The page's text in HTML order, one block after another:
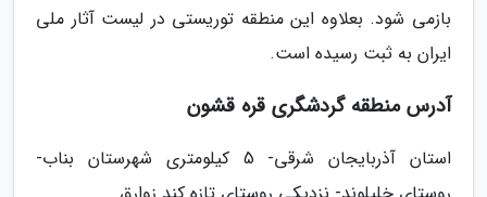
بازمی شود. بعلاوه این منطقه توریستی در لیست آثار ملی
ایران به ثبت رسیده است.
آدرس منطقه گردشگری قره قشون
استان آذربایجان شرقی- 5 کیلومتری شهرستان بناب-